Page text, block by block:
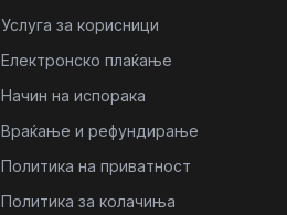
Услуга за корисници
Електронско плаќање
Начин на испорака
Враќање и рефундирање
Политика на приватност
Политика за колачиња